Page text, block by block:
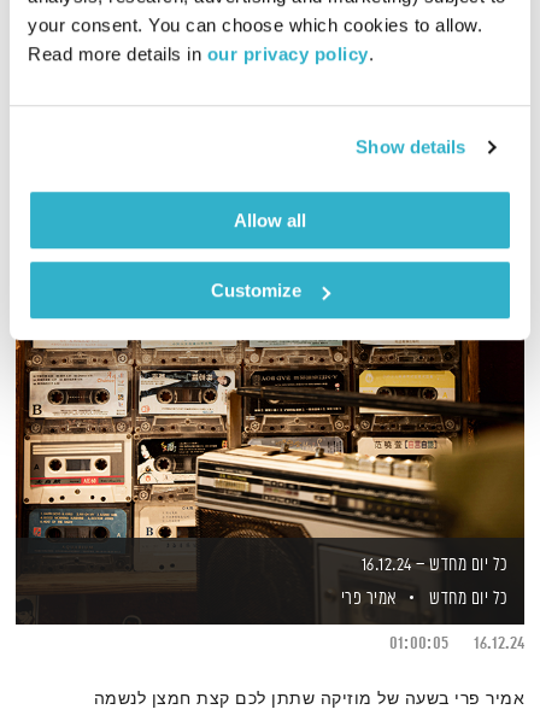
your consent. You can choose which cookies to allow.
Read more details in our privacy policy.
Show details
Allow all
Customize
אודיו
כל יום מחדש – 16.12.24
כל יום מחדש
אמיר פרי
16.12.24
01:00:05
אמיר פרי בשעה של מוזיקה שתתן לכם קצת חמצן לנשמה